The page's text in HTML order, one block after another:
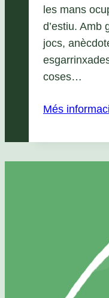
les mans
d’estiu. Amb
jocs,
coses…
Més